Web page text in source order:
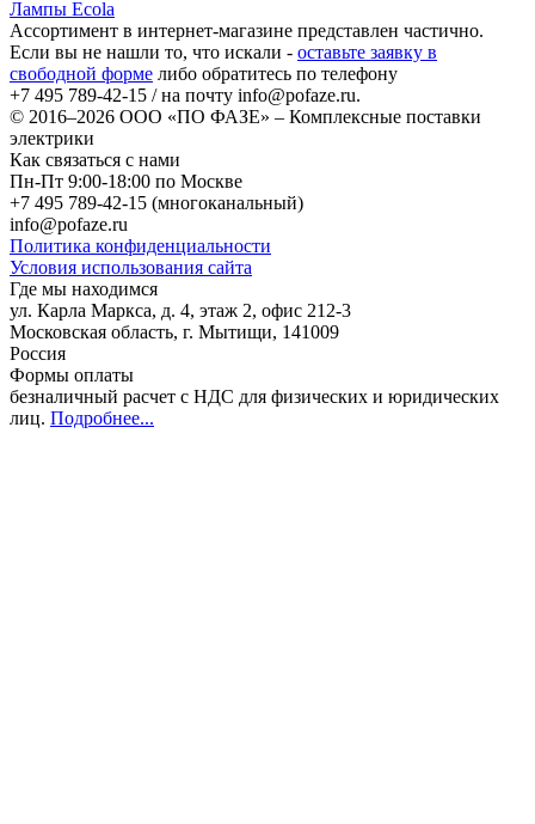
Лампы Ecola
Ассортимент в интернет-магазине представлен частично.
Если вы не нашли то, что искали - оставьте заявку в
свободной форме либо обратитесь по телефону
+7 495 789-42-15 / на почту info@pofaze.ru.
© 2016–2026 ООО «ПО ФАЗЕ» – Комплексные поставки
электрики
Как связаться с нами
Пн-Пт 9:00-18:00 по Москве
+7 495 789-42-15 (многоканальный)
info@pofaze.ru
Политика конфиденциальности
Условия использования сайта
Где мы находимся
ул. Карла Маркса, д. 4, этаж 2, офис 212-3
Московская область, г. Мытищи, 141009
Россия
Формы оплаты
безналичный расчет с НДС для физических и юридических
лиц. Подробнее...